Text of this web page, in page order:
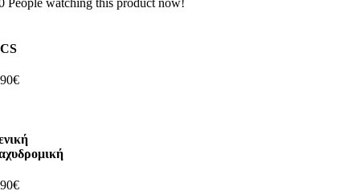
People watching this product now!